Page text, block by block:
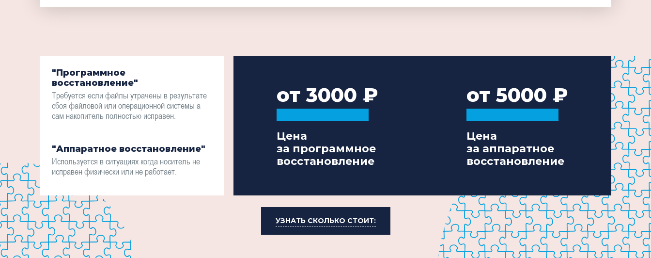
"Программное
восстановление"
Требуется если файлы утрачены в результате
сбоя файловой или операционной системы а
сам накопитель полностью исправен.
"Аппаратное восстановление"
Используется в ситуациях когда носитель не
исправен физически или не работает.
от 3000
Цена
за программное
восстановление
от 5000
Цена
за аппаратное
восстановление
УЗНАТЬ СКОЛЬКО СТОИТ: